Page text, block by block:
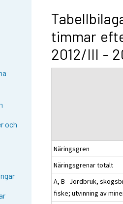
och
timmar
2012/III -
Näringsgren
Näringsgrenar totalt
A, B Jordbruk,
fiske; utvinning av